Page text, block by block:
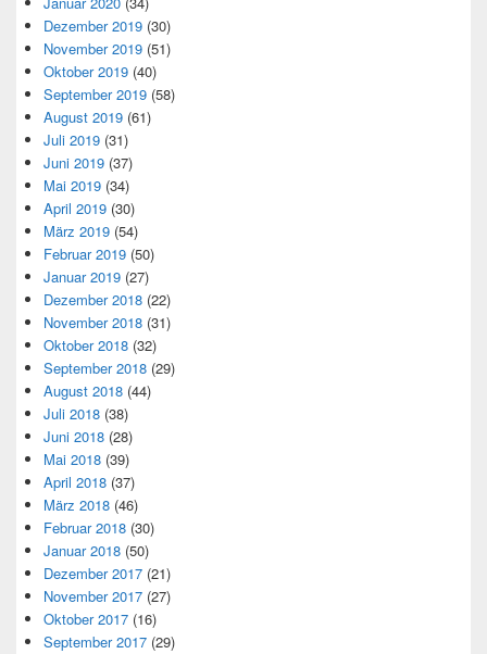
Dezember 2019 (30)
November 2019 (51)
Oktober 2019 (40)
September 2019 (58)
August 2019 (61)
Juli 2019 (31)
Juni 2019 (37)
Mai 2019 (34)
April 2019 (30)
März 2019 (54)
Februar 2019 (50)
Januar 2019 (27)
Dezember 2018 (22)
November 2018 (31)
Oktober 2018 (32)
September 2018 (29)
August 2018 (44)
Juli 2018 (38)
Juni 2018 (28)
Mai 2018 (39)
April 2018 (37)
März 2018 (46)
Februar 2018 (30)
Januar 2018 (50)
Dezember 2017 (21)
November 2017 (27)
Oktober 2017 (16)
September 2017 (29)